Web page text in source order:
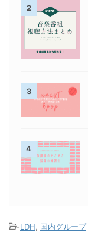
2
3
4
-LDH
国内グループ